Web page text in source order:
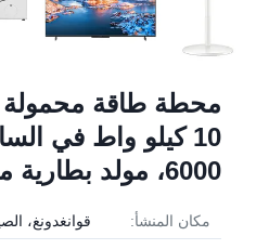
10 كيلو واط في
6000، مولد بطارية محمول
مكان المنشأ: قوانغدونغ،